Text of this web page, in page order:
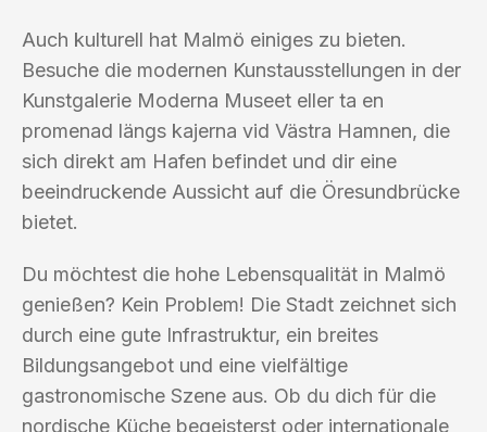
Auch kulturell hat Malmö einiges zu bieten.
Besuche die modernen Kunstausstellungen in der
Kunstgalerie Moderna Museet eller ta en
promenad längs kajerna vid Västra Hamnen, die
sich direkt am Hafen befindet und dir eine
beeindruckende Aussicht auf die Öresundbrücke
bietet.
Du möchtest die hohe Lebensqualität in Malmö
genießen? Kein Problem! Die Stadt zeichnet sich
durch eine gute Infrastruktur, ein breites
Bildungsangebot und eine vielfältige
gastronomische Szene aus. Ob du dich für die
nordische Küche begeisterst oder internationale